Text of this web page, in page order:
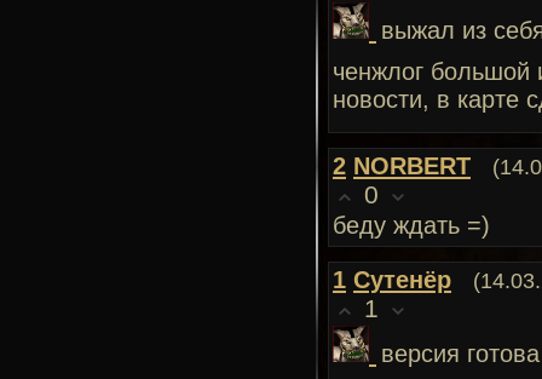
выжал из
ченжлог большой
новости, в карте
2 NORBERT
0
беду ждать =)
1 Сутенёр
1
версия